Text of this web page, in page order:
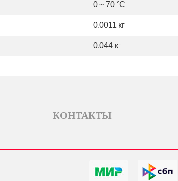
0 ~ 70 °C
0.0011 кг
0.044 кг
КОНТАКТЫ